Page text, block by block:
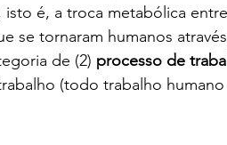
é, a troca metabólica
se tornaram humanos
de (2) processo de
(todo trabalho